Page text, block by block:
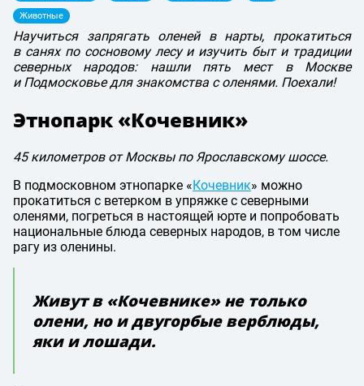
Животные
Научиться запрягать оленей в нарты, прокатиться
в санях по сосновому лесу и изучить быт и традиции
северных народов: нашли пять мест в Москве
и Подмосковье для знакомства с оленями. Поехали!
Этнопарк «Кочевник»
45 километров от Москвы по Ярославскому шоссе.
В подмосковном этнопарке «Кочевник» можно
прокатиться с ветерком в упряжке с северными
оленями, погреться в настоящей юрте и попробовать
национальные блюда северных народов, в том числе
рагу из оленины.
Живут в «Кочевнике» не только
олени, но и двугорбые верблюды,
яки и лошади.